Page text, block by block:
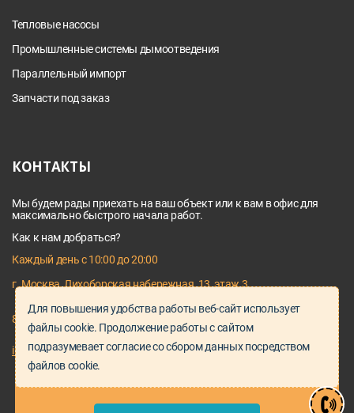
Тепловые насосы
Промышленные системы дымоотведения
Параллельный импорт
Запчасти под заказ
КОНТАКТЫ
Мы будем рады приехать на ваш объект или к вам в офис для
максимально быстрого начала работ.
Как к нам добраться?
Каждый день с 10:00 до 20:00
г. Москва, Лихоборская набережная, 13, этаж 3
8 495 128 03 64
info@proservice-klimat.ru
Для повышения удобства работы веб-сайт использует
файлы cookie. Продолжение работы с сайтом
подразумевает согласие со сбором данных посредством
файлов cookie.